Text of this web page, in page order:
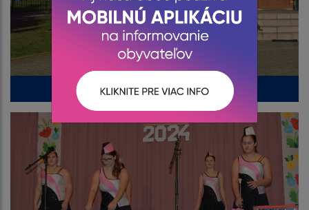
Rozsvietenie I. adventnej sviečky